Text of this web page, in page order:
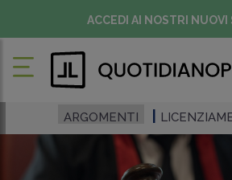
ACCEDI AI NOSTRI NUOVI
ARGOMENTI